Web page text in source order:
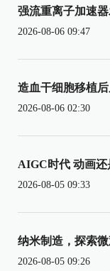
强流重离子加速
2026-08-06 09:47
造血干细胞移植
2026-08-06 02:30
AIGC时代 动画还
2026-08-05 09:33
纳米制造，探索
2026-08-05 09:26